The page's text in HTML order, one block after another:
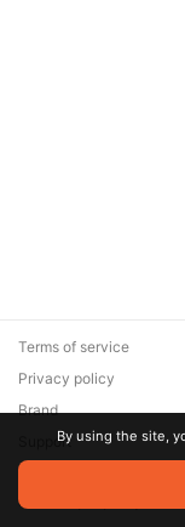
© 2026 Zaya
are the property of
Terms of service
Privacy policy
Brand
SupportBy using the site,